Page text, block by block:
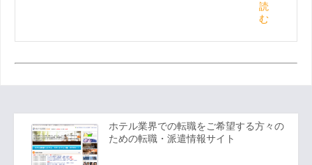
読
む
ホテル業界での転職をご希望する方々の
ための転職・派遣情報サイト